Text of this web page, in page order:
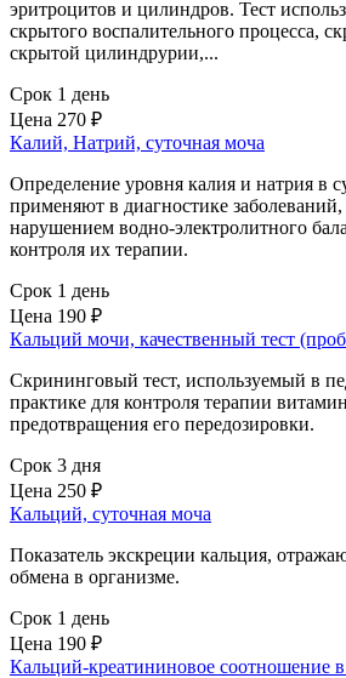
эритроцитов и цилиндров. Тест
скрытого воспалительного процесса,
скрытой цилиндрурии,...
Срок 1 день
Цена 270 ₽
Калий, Натрий, суточная моча
Определение уровня калия и натрия в
применяют в диагностике
нарушением водно-электролитного
контроля их терапии.
Срок 1 день
Цена 190 ₽
Кальций мочи, качественный тест
Скрининговый тест, используемый в
практике для контроля терапии
предотвращения его передозировки.
Срок 3 дня
Цена 250 ₽
Кальций, суточная моча
Показатель экскреции кальция,
обмена в организме.
Срок 1 день
Цена 190 ₽
Кальций-креатининовое соотношение